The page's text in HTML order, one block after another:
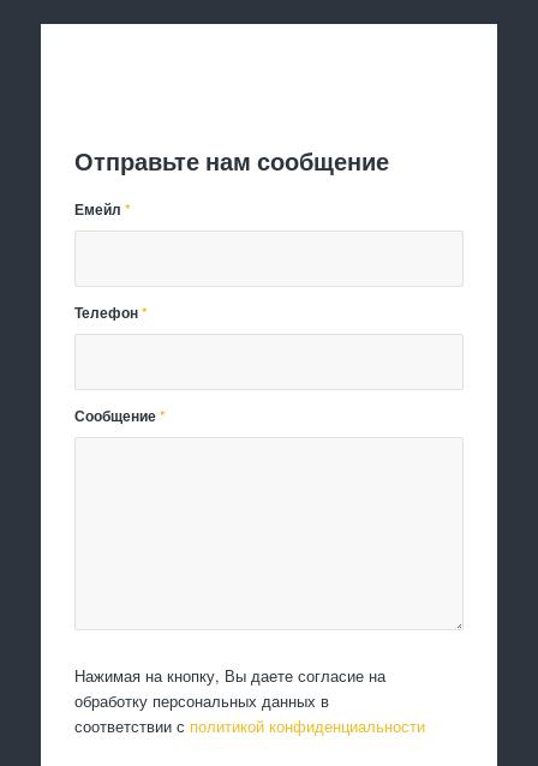
Отправьте нам сообщение
Емейл*
Телефон*
Сообщение*
Нажимая на кнопку, Вы даете согласие на
обработку персональных данных в
соответствии с политикой конфиденциальности